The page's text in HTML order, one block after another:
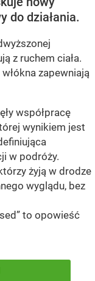
do działania.
z ruchem ciała.
zapewniają
współpracę
wynikiem jest
w podróży.
żyją w drodze
wyglądu, bez
to opowieść